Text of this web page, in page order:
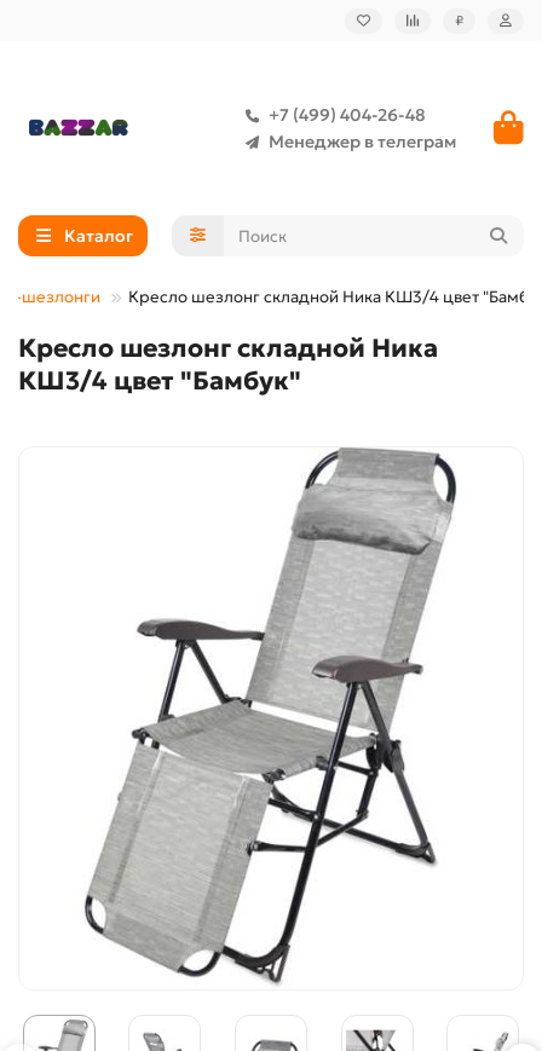
₽
+7 (499) 404-26-48
Менеджер в телеграм
Каталог
шезлонги Кресло шезлонг складной Ника КШ3/4 цвет
Кресло шезлонг складной Ника
КШ3/4 цвет "Бамбук"